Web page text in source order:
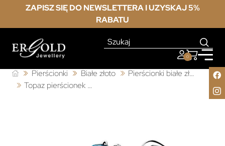
ZAPISZ SIĘ DO NEWSLETTERA I UZYSKAJ 5%
RABATU
0
Pierścionki Białe złoto
Pierścionki białe złoto z topazem
Topaz pierścionek białe złoto 0,50ct